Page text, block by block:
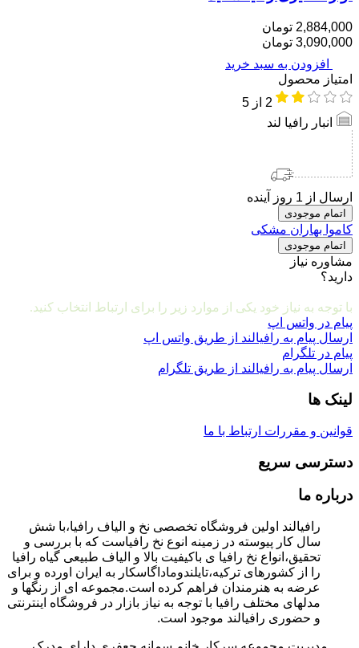
2,884,000 تومان
3,090,000 تومان
افزودن به سبد خرید
امتیاز محصول
2 از 5
انبار رافیا لند
ارسال از 1 روز آینده
اتمام موجودی
کاموا بهاران مشکی
اتمام موجودی
مشاوره نیاز
دارید؟
با توجه به نیاز خود یکی از موارد زیر را برای ارتباط انتخاب کنید.
پیام در واتس اپ
ارسال پیام به رافیالند از طریق واتس اپ
پیام در تلگرام
ارسال پیام به رافیالند از طریق تلگرام
لینک ها
قوانین و مقررات ارتباط با ما
دسترسی سریع
درباره ما
رافیالند اولین فروشگاه تخصصی نخ و الیاف رافیا،با شش
سال کار پیوسته در زمینه انوع نخ رافیاست که با بررسی و
تحقیق،انواع نخ رافیا ی باکیفیت بالا و الیاف طبیعی گیاه رافیا
را از کشورهای ترکیه،تایلندوماداگاسکار به ایران اورده و برای
عرضه به هنرمندان فراهم کرده است.مجموعه ای از رنگها و
مدلهای مختلف رافیا با توجه به نیاز بازار در فروشگاه اینترنتی
و حضوری رافیالند موجود است.